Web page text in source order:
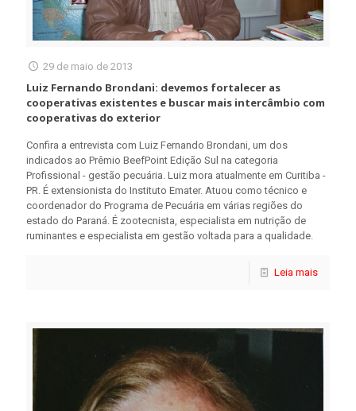
29 de maio de 2013
Luiz Fernando Brondani: devemos fortalecer as
cooperativas existentes e buscar mais intercâmbio com
cooperativas do exterior
Confira a entrevista com Luiz Fernando Brondani, um dos
indicados ao Prêmio BeefPoint Edição Sul na categoria
Profissional - gestão pecuária. Luiz mora atualmente em Curitiba -
PR. É extensionista do Instituto Emater. Atuou como técnico e
coordenador do Programa de Pecuária em várias regiões do
estado do Paraná. É zootecnista, especialista em nutrição de
ruminantes e especialista em gestão voltada para a qualidade.
Leia mais